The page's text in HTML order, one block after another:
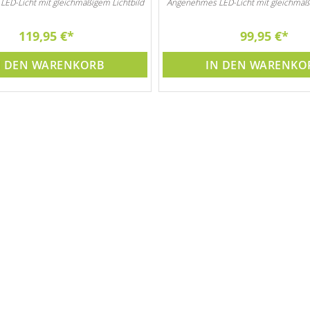
119,95 €
WARENKORB
99,95 €
IN DEN